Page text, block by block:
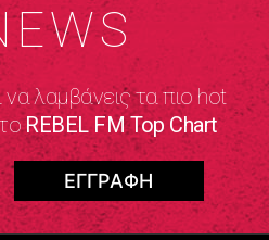
να λαμβάνεις τα πιο hot
REBEL FM Top Chart